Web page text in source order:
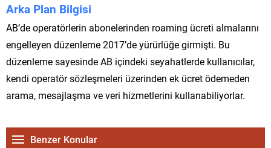
Arka Plan Bilgisi
AB’de operatörlerin abonelerinden roaming ücreti almalarını
engelleyen düzenleme 2017’de yürürlüğe girmişti. Bu
düzenleme sayesinde AB içindeki seyahatlerde kullanıcılar,
kendi operatör sözleşmeleri üzerinden ek ücret ödemeden
arama, mesajlaşma ve veri hizmetlerini kullanabiliyorlar.
Benzer Konular